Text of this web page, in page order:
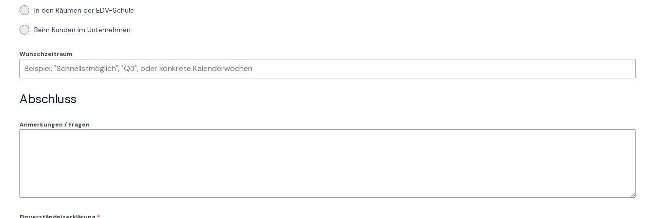
In den Räumen der EDV-Schule
Beim Kunden im Unternehmen
Wunschzeitraum
Abschluss
Anmerkungen / Fragen